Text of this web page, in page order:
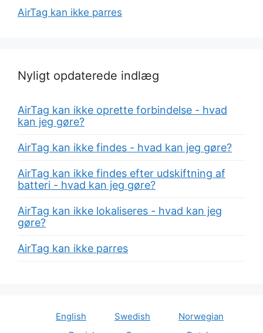
AirTag kan ikke parres
Nyligt opdaterede indlæg
AirTag kan ikke oprette forbindelse - hvad
kan jeg gøre?
AirTag kan ikke findes - hvad kan jeg gøre?
AirTag kan ikke findes efter udskiftning af
batteri - hvad kan jeg gøre?
AirTag kan ikke lokaliseres - hvad kan jeg
gøre?
AirTag kan ikke parres
English Swedish
Norwegian